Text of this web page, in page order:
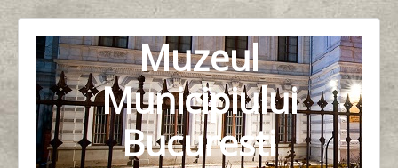
Muzeul
Municipiului
Bucuresti